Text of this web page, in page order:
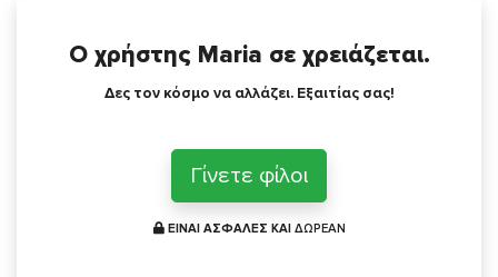
Ο χρήστης Maria σε χρειάζεται.
Δες τον κόσμο να αλλάζει. Εξαιτίας σας!
Γίνετε φίλοι
ΕΙΝΑΙ ΑΣΦΑΛΕΣ ΚΑΙ ΔΩΡΕΑΝ